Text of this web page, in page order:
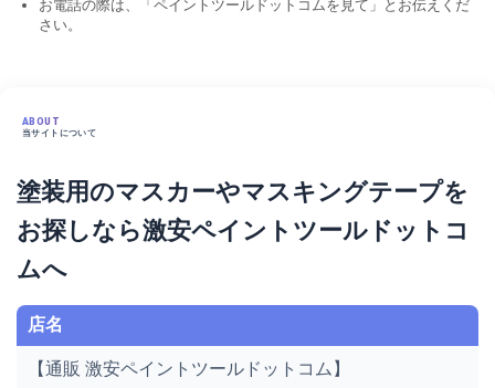
お電話の際は、「ペイントツールドットコムを見て」とお伝えくだ
さい。
ABOUT
当サイトについて
塗装用のマスカーやマスキングテープを
お探しなら激安ペイントツールドットコ
ムへ
店名
【通販 激安ペイントツールドットコム】